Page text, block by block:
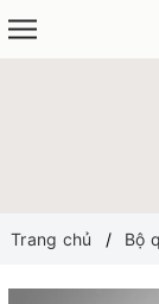
Trang chủ Bộ